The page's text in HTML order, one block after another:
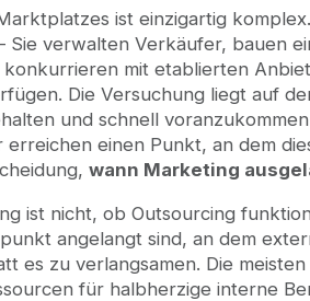
Gründer zuerst ausprobieren
für Marktplatzwachstum
wählen: Warum die
Outsourcing als
für Ihren Marktplatz aufbauen
Fragen
es, Marktplatz-Marketing
Fehler, den Marktplatz-
es, bis ausgelagertes
ist einzigartig
Sie verwalten Verkäufer, bauen
mit etablierten
Die Versuchung liegt auf
und schnell
einen Punkt, an dem
wann Marketing
ist nicht, ob Outsourcing
angelangt sind, an dem
es zu verlangsamen. Die
für halbherzige interne